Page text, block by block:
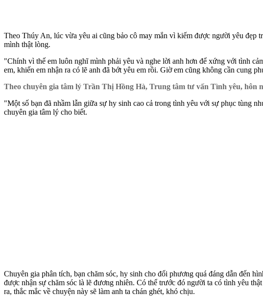
Theo Thúy An, lúc vừa yêu ai cũng bảo cô may mắn vì kiếm được người yêu đẹp
mình thật lòng.
"Chính vì thế em luôn nghĩ mình phải yêu và nghe lời anh hơn để xứng với tình
em, khiến em nhận ra có lẽ anh đã bớt yêu em rồi. Giờ em cũng không cần cung
Theo chuyên gia tâm lý Trần Thị Hồng Hà, Trung tâm tư vấn Tình yêu, hôn
"Một số bạn đã nhầm lẫn giữa sự hy sinh cao cả trong tình yêu với sự phục tùng
chuyên gia tâm lý cho biết.
Chuyên gia phân tích, bạn chăm sóc, hy sinh cho đối phương quá đáng dẫn đến
được nhận sự chăm sóc là lẽ đương nhiên. Có thể trước đó người ta có tình yêu
ra, thắc mắc về chuyện này sẽ làm anh ta chán ghét, khó chịu.